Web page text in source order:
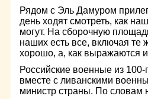
Рядом с Эль Дамуром
день ходят смотреть, как
могут. На сборочную
наших есть все, включая те
хорошо, а, как выражаются
Российские военные из 100-
вместе с ливанскими
министр страны. По словам